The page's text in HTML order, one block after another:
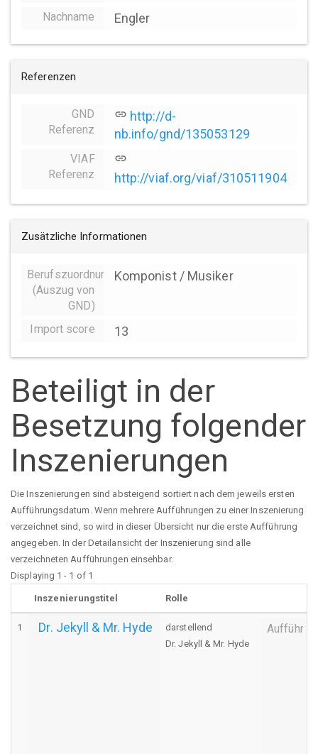
Nachname Engler
Referenzen
GND
Referenz
link http://d-
nb.info/gnd/135053129
VIAF
Referenz
link
http://viaf.org/viaf/310511904
Zusätzliche Informationen
Berufszuordnungen
(Auszug von
GND)
Komponist / Musiker
Import score 13
Beteiligt in der
Besetzung folgender
Inszenierungen
Die Inszenierungen sind absteigend sortiert nach dem jeweils ersten
Aufführungsdatum. Wenn mehrere Aufführungen zu einer Inszenierung
verzeichnet sind, so wird in dieser Übersicht nur die erste Aufführung
angegeben. In der Detailansicht der Inszenierung sind alle
verzeichneten Aufführungen einsehbar.
Displaying 1 - 1 of 1
Inszenierungstitel Rolle
1 Dr. Jekyll & Mr. Hyde
darstellend
Dr. Jekyll & Mr. Hyde